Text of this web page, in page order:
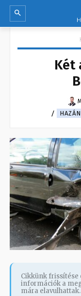
Két
Cikkünk frissítése
információk a
mára elavulhattak.